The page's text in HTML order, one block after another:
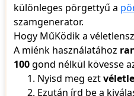
45
46
47
48
49
50
különleges pörgettyű a
szamgenerator.
Hogy MűKödik a
A miénk használatához
100gond nélkül kövesse
Nyisd meg ezt
Ezután írd be a